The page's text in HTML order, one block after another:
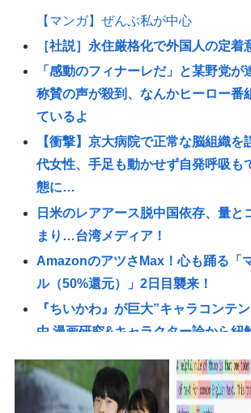
【マンガ】ぜんぶ私が中心
［社説］永住厳格化で外国人の定着
「感動のフィナーレだ」と某野党が
称賛の声が殺到、なんかヒーロー番
ているよ
【衝撃】京大病院で正常な脳組織を
代女性、手足も動かせず自発呼吸も
態に…
日米のレアアース脱中国依存、量と
まり…台湾メディア！
AmazonのアツさMax！心も踊る「
ル（50%還元）」2日目襲来！
『ちいかわ』が巨大”キャラコンテ
由 漫画研究&キャラクター論から紐
【悲報】22歳女性、商業施設で通り
い女子中学生にラリアットして逮捕
シカ「全部喰った」 祭り中止 | シカ